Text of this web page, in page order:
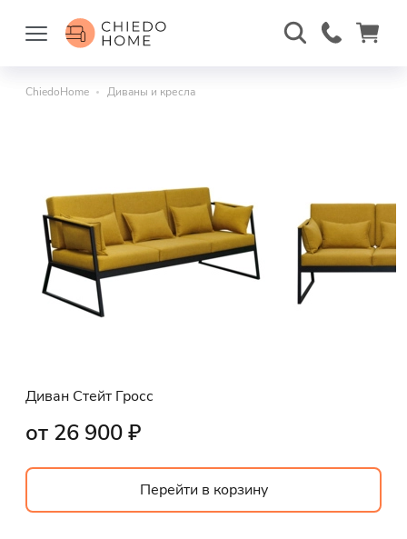
ChiedoHome Диваны и кресла
Диван Стейт Гросс
от 26 900 ₽
Перейти в корзину